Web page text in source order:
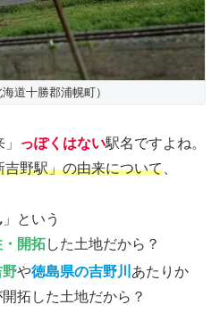
道十勝郡浦幌町）
っぽくはない駅名ですよね。
吉野駅」の由来について
」という
開拓した土地だから？
野や徳島県の吉野川 あたりか
開拓した土地だから？